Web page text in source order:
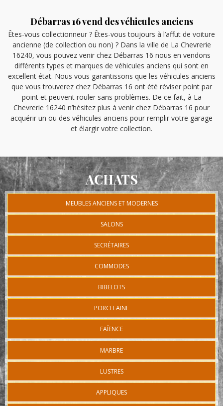
Débarras 16 vend des véhicules anciens
Êtes-vous collectionneur ? Êtes-vous toujours à l’affut de voiture
ancienne (de collection ou non) ? Dans la ville de La Chevrerie
16240, vous pouvez venir chez Débarras 16 nous en vendons
différents types et marques de véhicules anciens qui sont en
excellent état. Nous vous garantissons que les véhicules anciens
que vous trouverez chez Débarras 16 ont été réviser point par
point et peuvent rouler sans problèmes. De ce fait, à La
Chevrerie 16240 n’hésitez plus à venir chez Débarras 16 pour
acquérir un ou des véhicules anciens pour remplir votre garage
et élargir votre collection.
ACHATS
MEUBLES ANCIENS ET MODERNES
SALONS
SECRÉTAIRES
COMMODES
BIBELOTS
PORCELAINE
FAÏENCE
MARBRE
LUSTRES
APPLIQUES